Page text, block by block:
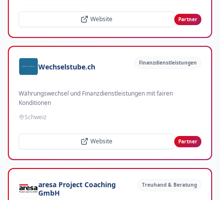
Website Partner
Wechselstube.ch Finanzdienstleistungen
Währungswechsel und Finanzdienstleistungen mit fairen
Konditionen
Schweiz
Website Partner
aresa Project Coaching
GmbH
Treuhand & Beratung